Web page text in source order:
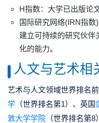
H指数：大学已出版论
国际研究网络(IRN指
建立可持续的研究伙伴
化的能力。
人文与艺术相
艺术与人文领域世界排名
学 （世界排名第1）、英国
敦大学学院 （世界排名第8